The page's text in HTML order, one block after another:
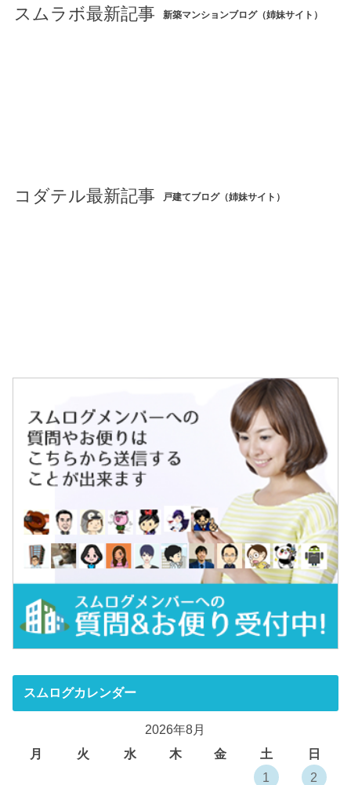
スムラボ最新記事 新築マンションブログ（姉妹サイト）
コダテル最新記事 戸建てブログ（姉妹サイト）
スムログカレンダー
2026年8月
月
火 水 木 金 土
日
1
2